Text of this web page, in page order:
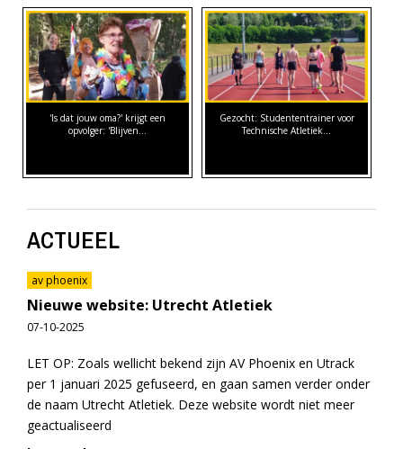
'Is dat jouw oma?' krijgt een
opvolger: 'Blijven…
Gezocht: Studententrainer voor
Technische Atletiek…
ACTUEEL
av phoenix
Nieuwe website: Utrecht Atletiek
07-10-2025
LET OP: Zoals wellicht bekend zijn AV Phoenix en Utrack
per 1 januari 2025 gefuseerd, en gaan samen verder onder
de naam Utrecht Atletiek. Deze website wordt niet meer
geactualiseerd